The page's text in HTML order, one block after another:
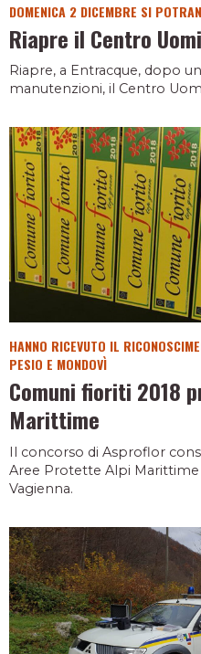
DOMENICA 2 DICEMBRE SI
Riapre il Centro
Riapre, a Entracque, dopo
manutenzioni, il Centro
HANNO RICEVUTO IL
PESIO E MONDOVÌ
Comuni fioriti 2018
Marittime
Il concorso di Asproflor
Aree Protette Alpi Marittime
Vagienna.